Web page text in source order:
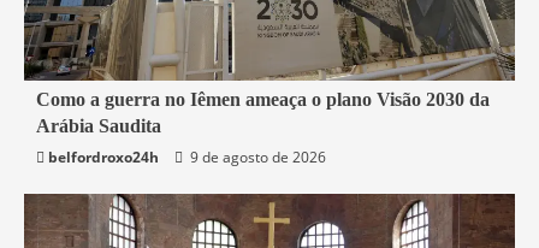
4 min read
Mundo
Como a guerra no Iêmen ameaça o plano Visão 2030 da
Arábia Saudita
belfordroxo24h
9 de agosto de 2026